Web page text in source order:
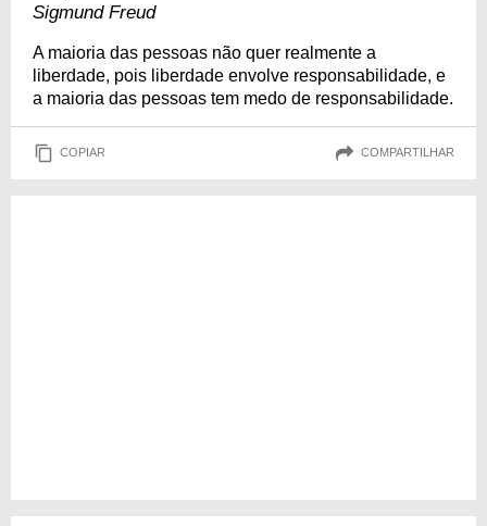
Sigmund Freud
A maioria das pessoas não quer realmente a
liberdade, pois liberdade envolve responsabilidade, e
a maioria das pessoas tem medo de responsabilidade.
COPIAR COMPARTILHAR